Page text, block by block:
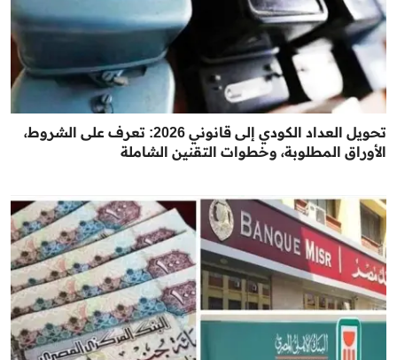
تحويل العداد الكودي إلى قانوني 2026: تعرف على الشروط،
الأوراق المطلوبة، وخطوات التقنين الشاملة